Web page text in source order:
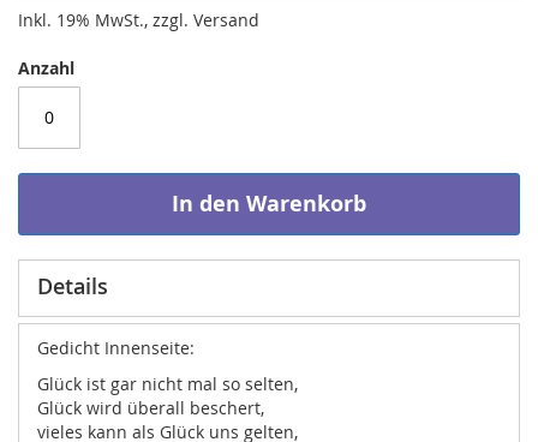
Inkl. 19% MwSt., zzgl. Versand
Anzahl
In den Warenkorb
Details
Gedicht Innenseite:
Glück ist gar nicht mal so selten,
Glück wird überall beschert,
vieles kann als Glück uns gelten,